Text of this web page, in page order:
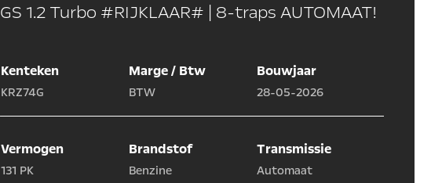
GS 1.2 Turbo #RIJKLAAR# | 8-traps AUTOMAAT!
Kenteken
KRZ74G
Marge / Btw
BTW
Bouwjaar
28-05-2026
Vermogen
131 PK
Brandstof
Benzine
Transmissie
Automaat